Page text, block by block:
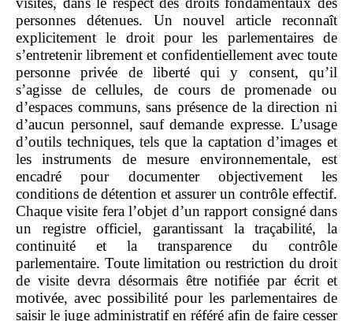
personnes détenues. Un nouvel article reconnaît
explicitement le droit pour les parlementaires de
s’entretenir librement et confidentiellement avec toute
personne privée de liberté qui y consent, qu’il
s’agisse de cellules, de cours de promenade ou
d’espaces communs, sans présence de la direction ni
d’aucun personnel, sauf demande expresse. L’usage
d’outils techniques, tels que la captation d’images et
les instruments de mesure environnementale, est
encadré pour documenter objectivement les
conditions de détention et assurer un contrôle effectif.
Chaque visite fera l’objet d’un rapport consigné dans
un registre officiel, garantissant la traçabilité, la
continuité et la transparence du contrôle
parlementaire. Toute limitation ou restriction du droit
de visite devra désormais être notifiée par écrit et
motivée, avec possibilité pour les parlementaires de
saisir le juge administratif en référé afin de faire cesser